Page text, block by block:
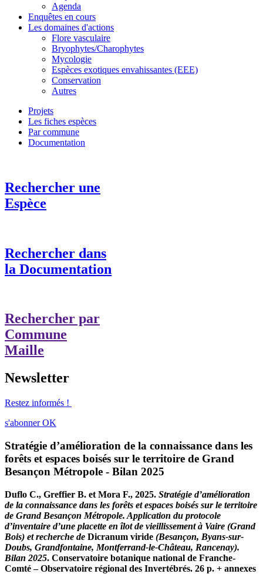
Agenda
Enquêtes en cours
Les domaines d'actions
Flore vasculaire
Bryophytes/Charophytes
Mycologie
Espèces exotiques envahissantes (EEE)
Conservation
Autres
Projets
Les fiches espèces
Par commune
Documentation
Rechercher une
Espèce
Rechercher dans
la Documentation
Rechercher par
Commune
Maille
Newsletter
Restez informés !
s'abonner OK
Stratégie d’amélioration de la connaissance dans les
forêts et espaces boisés sur le territoire de Grand
Besançon Métropole - Bilan 2025
Duflo C., Greffier B. et Mora F., 2025. Stratégie d’amélioration
de la connaissance dans les forêts et espaces boisés sur le territoire
de Grand Besançon Métropole. Application du protocole
d’inventaire d’une placette en îlot de vieillissement à Vaire (Grand
Bois) et recherche de Dicranum viride (Besançon, Byans-sur-
Doubs, Grandfontaine, Montferrand-le-Château, Rancenay).
Bilan 2025. Conservatoire botanique national de Franche-
Comté – Observatoire régional des Invertébrés. 26 p. + annexes